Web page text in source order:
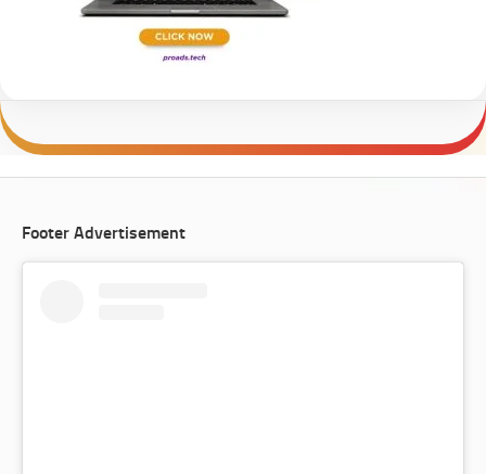
Footer Advertisement